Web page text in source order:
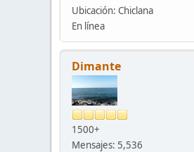
Ubicación: Chiclana
En línea
Dimante
1500+
Mensajes: 5,536